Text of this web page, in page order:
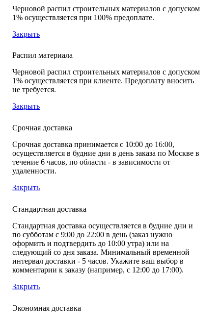
Черновой распил строительных материалов с допуском
1% осуществляется при 100% предоплате.
Закрыть
Распил материала
Черновой распил строительных материалов с допуском
1% осуществляется при клиенте. Предоплату вносить
не требуется.
Закрыть
Срочная доставка
Срочная доставка принимается с 10:00 до 16:00,
осуществляется в будние дни в день заказа по Москве в
течение 6 часов, по области - в зависимости от
удаленности.
Закрыть
Стандартная доставка
Стандартная доставка осуществляется в будние дни и
по субботам с 9:00 до 22:00 в день (заказ нужно
оформить и подтвердить до 10:00 утра) или на
следующий со дня заказа. Минимальный временной
интервал доставки - 5 часов. Укажите ваш выбор в
комментарии к заказу (например, с 12:00 до 17:00).
Закрыть
Экономная доставка